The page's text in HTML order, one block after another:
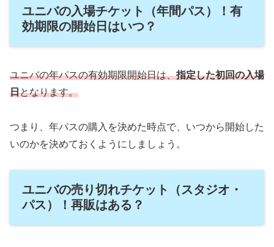
ユニバの入場チケット（年間パス）！有
効期限の開始日はいつ？
ユニバの年パスの有効期限開始日は、指定した初回の入場
日となります。
つまり、年パスの購入を決めた時点で、いつから開始した
いのかを決めておくようにしましょう。
ユニバの売り切れチケット（スタジオ・
パス）！再販はある？